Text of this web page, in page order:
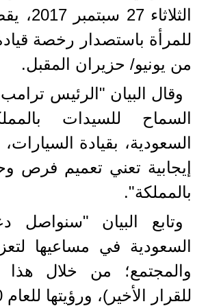
الثلاثاء
للمرأة باستصدار رخصة
من يونيو/ حزيران المقبل.
وقال البيان "الرئيس
السماح للسيدات
السعودية، بقيادة
إيجابية تعني تعميم فرص
بالمملكة".
وتابع البيان "سنواصل
السعودية في مساعيها
والمجتمع؛ من خلال
للقرار الأخير)، ورؤيتها للعام 2030".